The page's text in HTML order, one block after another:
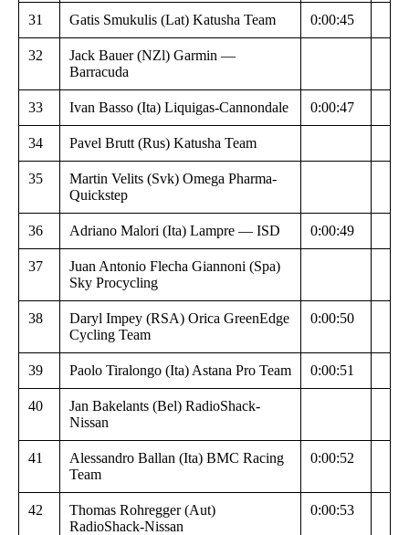
31 Gatis Smukulis (Lat) Katusha Team 0:00:45
32
Jack Bauer (NZl) Garmin —
Barracuda
33 Ivan Basso (Ita) Liquigas-Cannondale 0:00:47
34 Pavel Brutt (Rus) Katusha Team
35
Martin Velits (Svk) Omega Pharma-
Quickstep
36 Adriano Malori (Ita) Lampre — ISD 0:00:49
37
Juan Antonio Flecha Giannoni (Spa)
Sky Procycling
38
Daryl Impey (RSA) Orica GreenEdge
Cycling Team
0:00:50
39 Paolo Tiralongo (Ita) Astana Pro Team 0:00:51
40
Jan Bakelants (Bel) RadioShack-
Nissan
41
Alessandro Ballan (Ita) BMC Racing
Team
0:00:52
42
Thomas Rohregger (Aut)
RadioShack-Nissan
0:00:53